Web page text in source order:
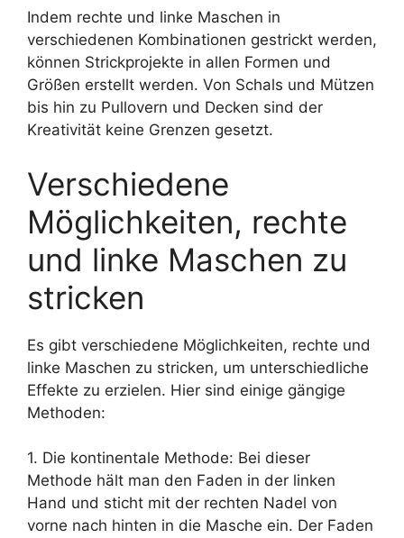
Indem rechte und linke Maschen in
verschiedenen Kombinationen gestrickt werden,
können Strickprojekte in allen Formen und
Größen erstellt werden. Von Schals und Mützen
bis hin zu Pullovern und Decken sind der
Kreativität keine Grenzen gesetzt.
Verschiedene
Möglichkeiten, rechte
und linke Maschen zu
stricken
Es gibt verschiedene Möglichkeiten, rechte und
linke Maschen zu stricken, um unterschiedliche
Effekte zu erzielen. Hier sind einige gängige
Methoden:
1. Die kontinentale Methode: Bei dieser
Methode hält man den Faden in der linken
Hand und sticht mit der rechten Nadel von
vorne nach hinten in die Masche ein. Der Faden